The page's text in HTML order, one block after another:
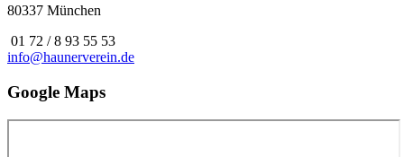
80337 München
01 72 / 8 93 55 53
info@haunerverein.de
Google Maps